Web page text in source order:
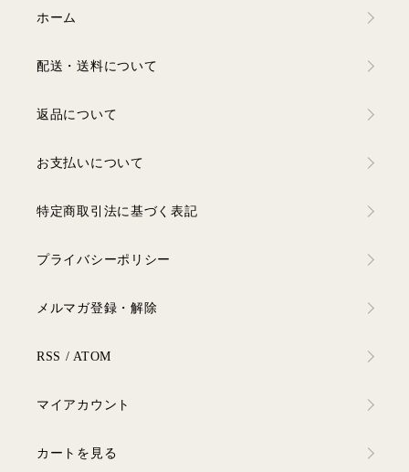
ホーム
配送・送料について
返品について
お支払いについて
特定商取引法に基づく表記
プライバシーポリシー
メルマガ登録・解除
RSS / ATOM
マイアカウント
カートを見る